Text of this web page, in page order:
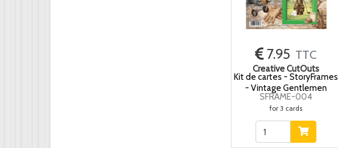
7.95 TTC
Creative CutOuts
Kit de cartes - StoryFrames
- Vintage Gentlemen
SFRAME-004
for 3 cards